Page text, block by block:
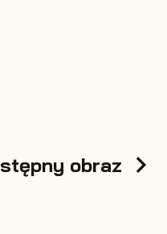
obraz